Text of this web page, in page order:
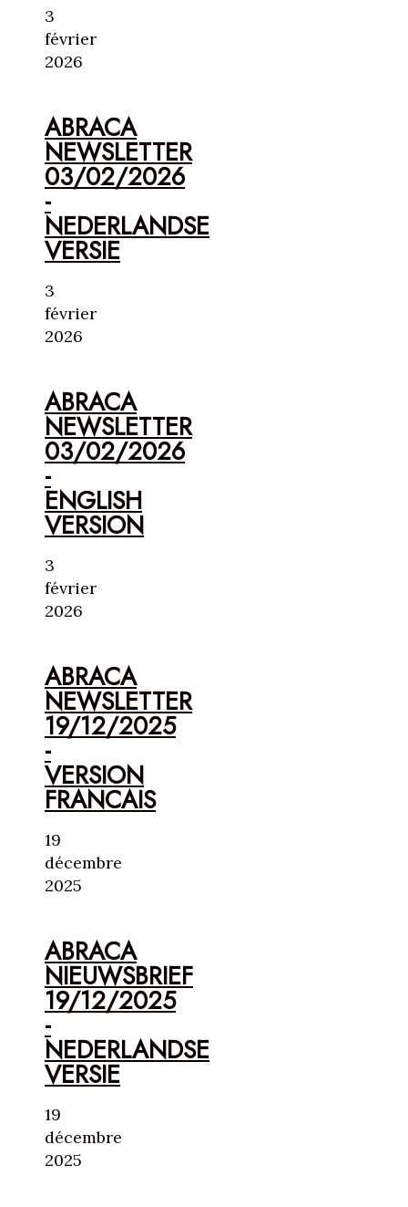
3
février
2026
ABRACA
NEWSLETTER
03/02/2026
-
NEDERLANDSE
VERSIE
3
février
2026
ABRACA
NEWSLETTER
03/02/2026
-
ENGLISH
VERSION
3
février
2026
ABRACA
NEWSLETTER
19/12/2025
-
VERSION
FRANCAIS
19
décembre
2025
ABRACA
NIEUWSBRIEF
19/12/2025
-
NEDERLANDSE
VERSIE
19
décembre
2025